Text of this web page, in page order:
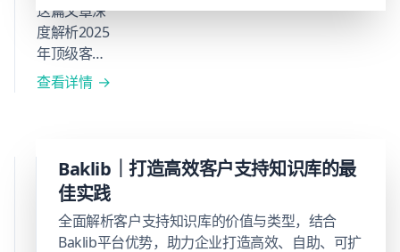
客户
体验
与数
字化
这篇文章深
度解析2025
年顶级客户
服务软件及
Zendesk、
Freshdesk、
HelpScout等
工具的核心
功能、应用
查看详情
Baklib
2025
年11
Baklib｜打造高效客户支持知识库的最
佳实践
全面解析客户支持知识库的价值与类型，结合
Baklib平台优势，助力企业打造高效、自助、可扩